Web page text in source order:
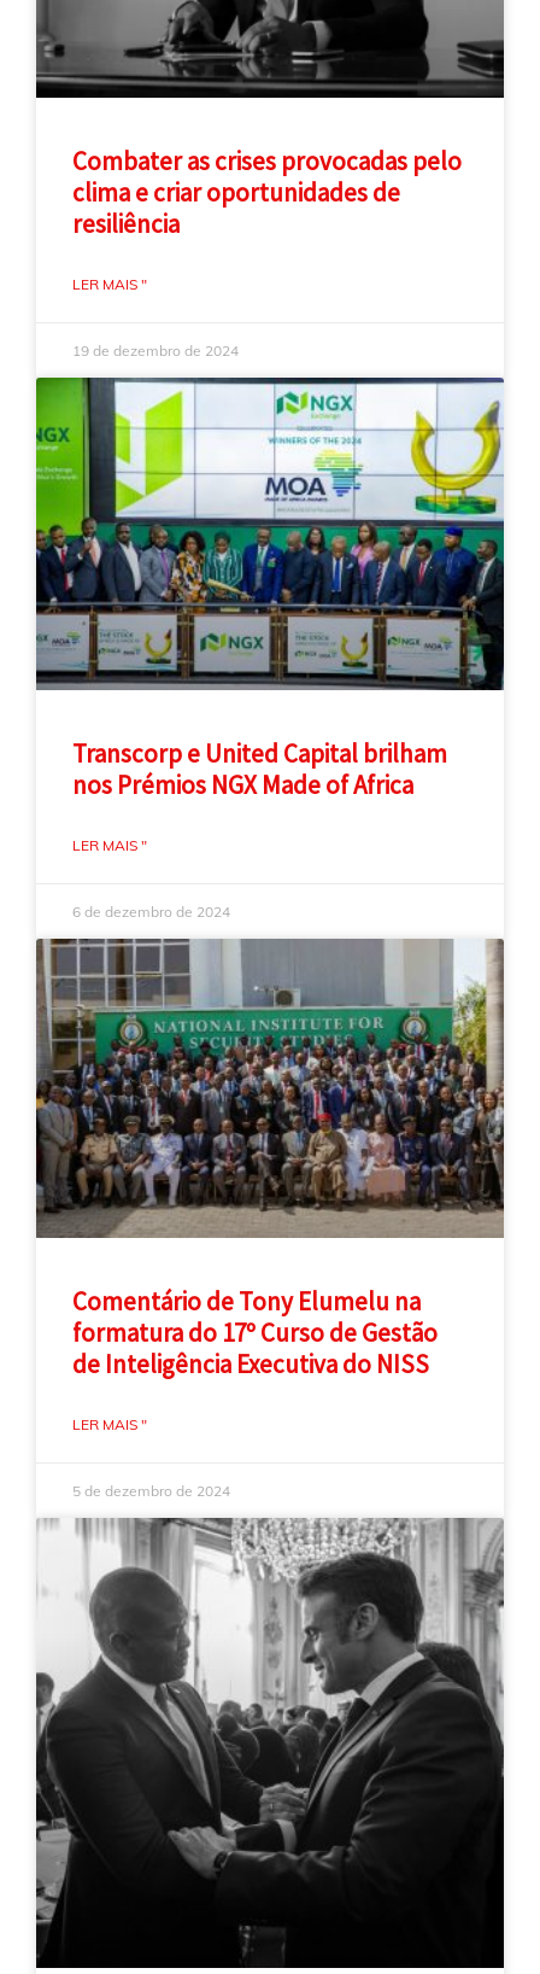
Combater as crises provocadas pelo
clima e criar oportunidades de
resiliência
LER MAIS "
19 de dezembro de 2024
Transcorp e United Capital brilham
nos Prémios NGX Made of Africa
LER MAIS "
6 de dezembro de 2024
Comentário de Tony Elumelu na
formatura do 17º Curso de Gestão
de Inteligência Executiva do NISS
LER MAIS "
5 de dezembro de 2024